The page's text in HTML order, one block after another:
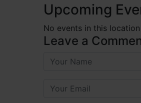
Upcoming
No events in this location
Leave a